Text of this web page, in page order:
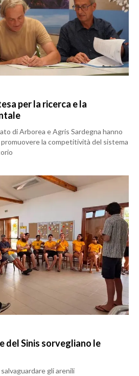
per la ricerca e la
di Arborea e Agris Sardegna hanno
la competitività del sistema
del Sinis sorvegliano le
gli arenili